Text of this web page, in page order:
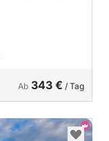
Ab 343 € / Tag